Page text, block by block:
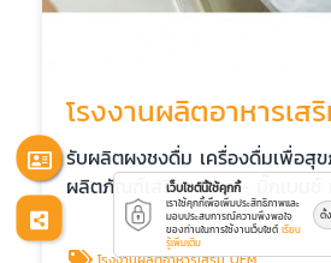
โรงงานผลิตอาหารเส
รับผลิตผงชงดื่ม เครื่องดื่มเพื่อสุ
ผลิตภัณฑ์เสริมอาหาร - บิ๊กเบนซ์
เว็บไซต์นี้ใช้คุกกี้
เราใช้คุกกี้เพื่อเพิ่มประสิทธิภาพและ
มอบประสบการณ์ความพึงพอใจ
ของท่านในการใช้งานเว็บไซต์ เรียน
รู้เพิ่มเติม
ตั้